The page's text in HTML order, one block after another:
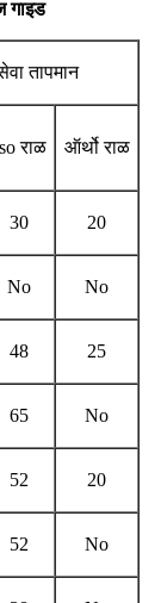
गाइड
तापमान
राळ ऑर्थो राळ
30 20
No No
48 25
65 No
52 20
52 No